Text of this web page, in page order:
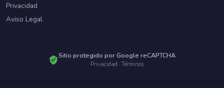
Privacidad
Aviso Legal
Sitio protegido por Google reCAPTCHA
Privacidad · Términos